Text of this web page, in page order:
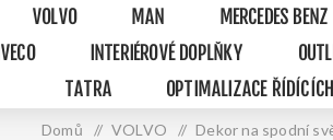
VOLVO MAN MERCEDES BENZ
IVECO INTERIÉROVÉ DOPLŇKY
TATRA
OPTIMALIZACE
Domů / VOLVO / Dekor na spodní